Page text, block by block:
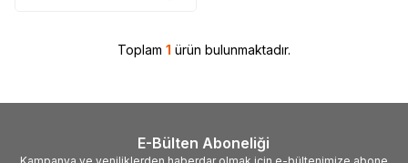
Toplam 1 ürün bulunmaktadır.
E-Bülten Aboneliği